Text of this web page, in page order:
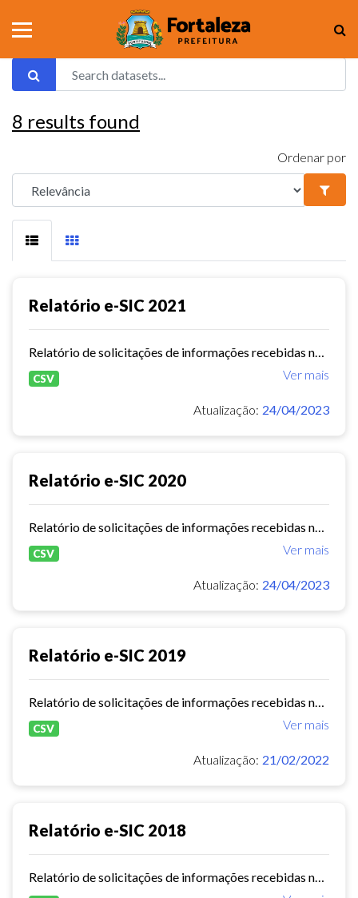
8 results found
Ordenar por
Relatório e-SIC 2021
Ver mais
CSV
Atualização: 24/04/2023
Relatório e-SIC 2020
Ver mais
CSV
Atualização: 24/04/2023
Relatório e-SIC 2019
Ver mais
CSV
Atualização: 21/02/2022
Relatório e-SIC 2018